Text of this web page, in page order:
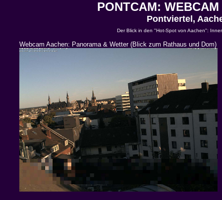
PONTCAM:
Pontviertel,
Der Blick in den "Hot-Spot von Aachen":
Webcam Aachen: Panorama & Wetter (Blick zum Rathaus und Dom)